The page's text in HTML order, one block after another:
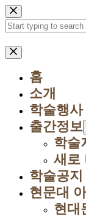
본
문
으
로
건
결
홈
소개
학술행사
출간정보
학술
새로
학술공지
현문대
현대